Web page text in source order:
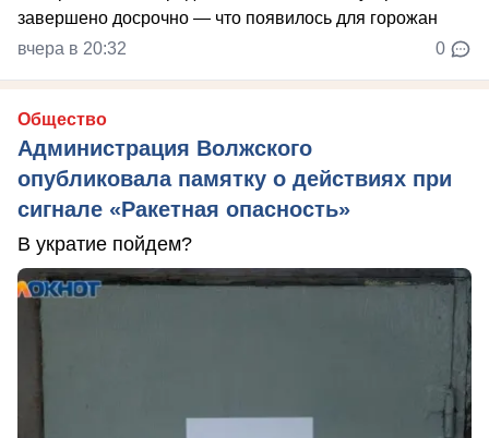
вчера в 20:32 0
Общество
Администрация Волжского
опубликовала памятку о действиях при
сигнале «Ракетная опасность»
В укратие пойдем?